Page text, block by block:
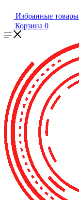
Избранные товары
Корзина 0